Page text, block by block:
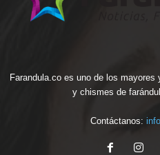
Farandula.co es uno de los
y chismes de
Contáctanos: